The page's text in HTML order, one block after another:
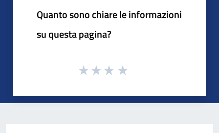
Quanto sono chiare le informazioni
su questa pagina?